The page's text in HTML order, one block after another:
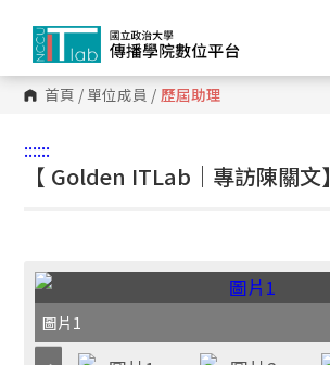
首頁 /單位成員 / 歷屆助理
::::::
【 Golden ITLab｜專訪陳關文】
圖片1